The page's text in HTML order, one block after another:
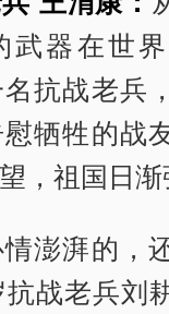
武器在世
抗战老兵
牺牲的战
，祖国日渐
湃的，
战老兵刘